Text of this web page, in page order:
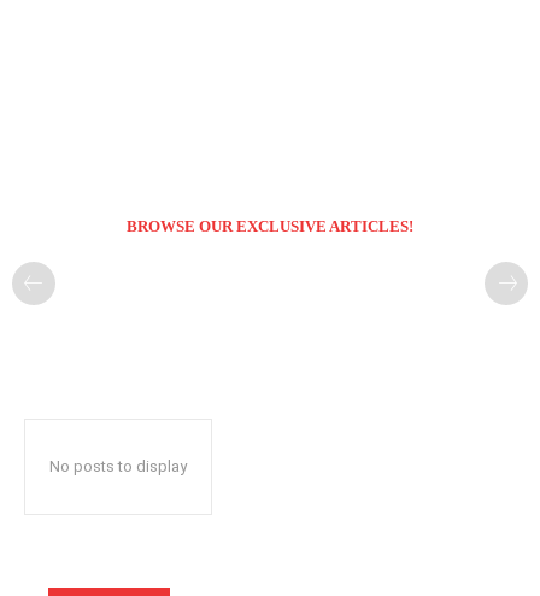
BROWSE OUR EXCLUSIVE ARTICLES!
No posts to display